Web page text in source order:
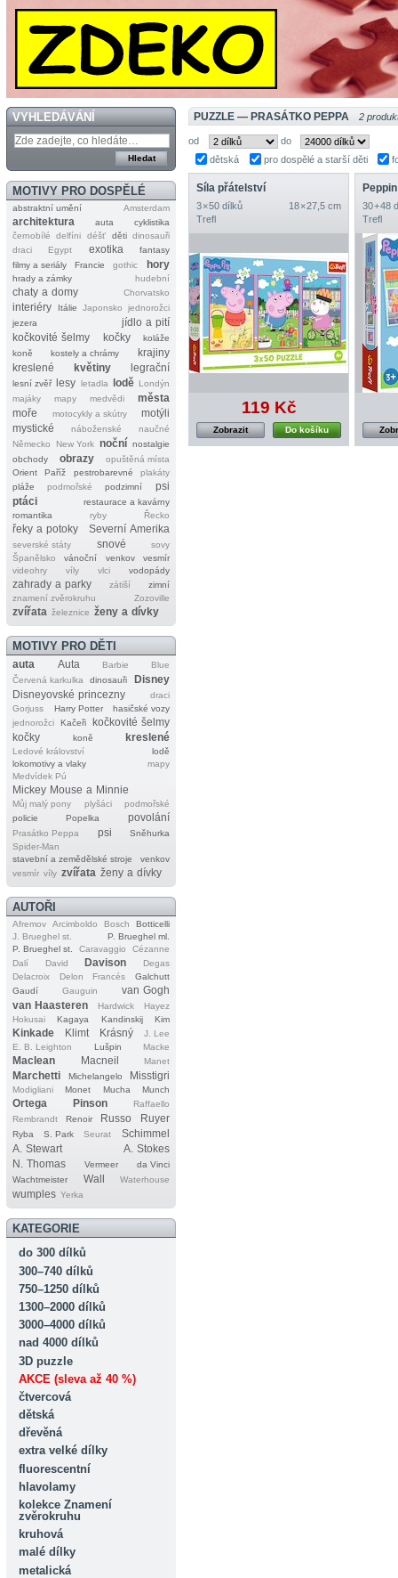
VYHLEDÁVÁNÍ
MOTIVY PRO DOSPĚLÉ
abstraktní umění Amsterdam
architektura auta
cyklistika
černobílé
delfíni déšť děti dinosauři
draci
Egypt exotika
fantasy
filmy a seriály
Francie gothic hory
hrady a zámky hudební
chaty a domy Chorvatsko
interiéry Itálie Japonsko
jednorožci
jezera
jídlo a pití
kočkovité šelmy
kočky
koláže
koně
kostely a chrámy
krajiny
kreslené
květiny legrační
lesní zvěř lesy letadla lodě Londýn
majáky
mapy medvědi
města
moře
motocykly a skútry
motýli
mystické
náboženské
naučné
Německo
New York noční nostalgie
obchody
obrazy
opuštěná místa
Orient
Paříž pestrobarevné
plakáty
pláže
podmořské podzimní
psi
ptáci
restaurace a kavárny
romantika
ryby Řecko
řeky a potoky Severní Amerika
severské státy snové
sovy
Španělsko
vánoční venkov
vesmír
videohry
víly vlci vodopády
zahrady a parky zátiší
zimní
znamení zvěrokruhu
Zozoville
zvířata železnice ženy a dívky
MOTIVY PRO DĚTI
auta Auta Barbie
Blue
Červená karkulka
dinosauři
Disney
Disneyovské princezny
draci
Gorjuss
Harry Potter
hasičské vozy
jednorožci
Kačeři
kočkovité šelmy
kočky
koně kreslené
Ledové království
lodě
lokomotivy a vlaky
mapy
Medvídek Pú
Mickey Mouse a Minnie
Můj malý pony plyšáci
podmořské
policie
Popelka povolání
Prasátko Peppa psi
Sněhurka
Spider‐Man
stavební a zemědělské stroje
venkov
vesmír víly zvířata ženy a dívky
AUTOŘI
Afremov Arcimboldo Bosch
Botticelli
J. Brueghel st.
P. Brueghel ml.
P. Brueghel st.
Caravaggio
Cézanne
Dalí
David Davison
Degas
Delacroix
Delon Francés
Galchutt
Gaudí
Gauguin
van Gogh
van Haasteren
Hardwick
Hayez
Hokusai
Kagaya Kandinskij Kim
Kinkade Klimt Krásný
J. Lee
E. B. Leighton
Lušpin Macke
Maclean Macneil Manet
Marchetti Michelangelo Misstigri
Modigliani Monet Mucha Munch
Ortega Pinson
Raffaello
Rembrandt
Renoir Russo Ruyer
Ryba S. Park Seurat
Schimmel
A. Stewart
A. Stokes
N. Thomas
Vermeer
da Vinci
Wachtmeister
Wall Waterhouse
wumples Yerka
KATEGORIE
do 300 dílků
300–740 dílků
750–1250 dílků
1300–2000 dílků
3000–4000 dílků
nad 4000 dílků
3D puzzle
AKCE (sleva až 40 %)
čtvercová
dětská
dřevěná
extra velké dílky
fluorescentní
hlavolamy
kolekce Znamení
zvěrokruhu
kruhová
malé dílky
metalická
PUZZLE — PRASÁTKO PEPPA 2
od
do
dětská
pro dospělé a starší děti
Síla přátelství
3 × 50 dílků
18 × 27,5 cm
Trefl
119 Kč
Do košíku
Zobrazit
30 + 48
Trefl